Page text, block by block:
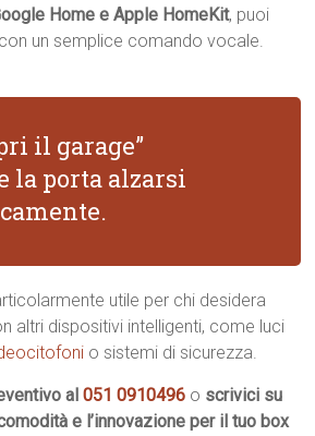
Home e Apple HomeKit, puoi
un semplice comando vocale.
il garage”
la porta alzarsi
utile per chi desidera
altri dispositivi intelligenti, come luci
o sistemi di sicurezza.
al051 0910496 o scrivici su
e l’innovazione per il tuo box